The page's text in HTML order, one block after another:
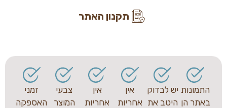
תקנון האתר
התמונות
באתר הן
יש לבדוק
היטב את
אין
אחריות
אין
אחריות
צבעי
המוצר
זמני
האספקה